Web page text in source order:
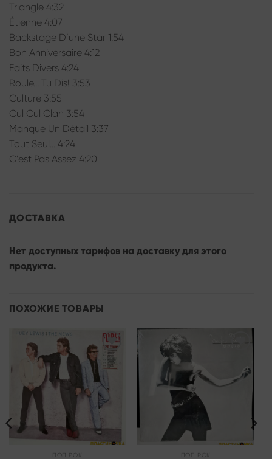
Triangle 4:32
Étienne 4:07
Backstage D’une Star 1:54
Bon Anniversaire 4:12
Faits Divers 4:24
Roule… Tu Dis! 3:53
Culture 3:55
Cul Cul Clan 3:54
Manque Un Détail 3:37
Tout Seul… 4:24
C’est Pas Assez 4:20
ДОСТАВКА
Нет доступных тарифов на доставку для этого
продукта.
ПОХОЖИЕ ТОВАРЫ
Add to
wishlist
ПОП РОК
wishlist
ПОП РОК